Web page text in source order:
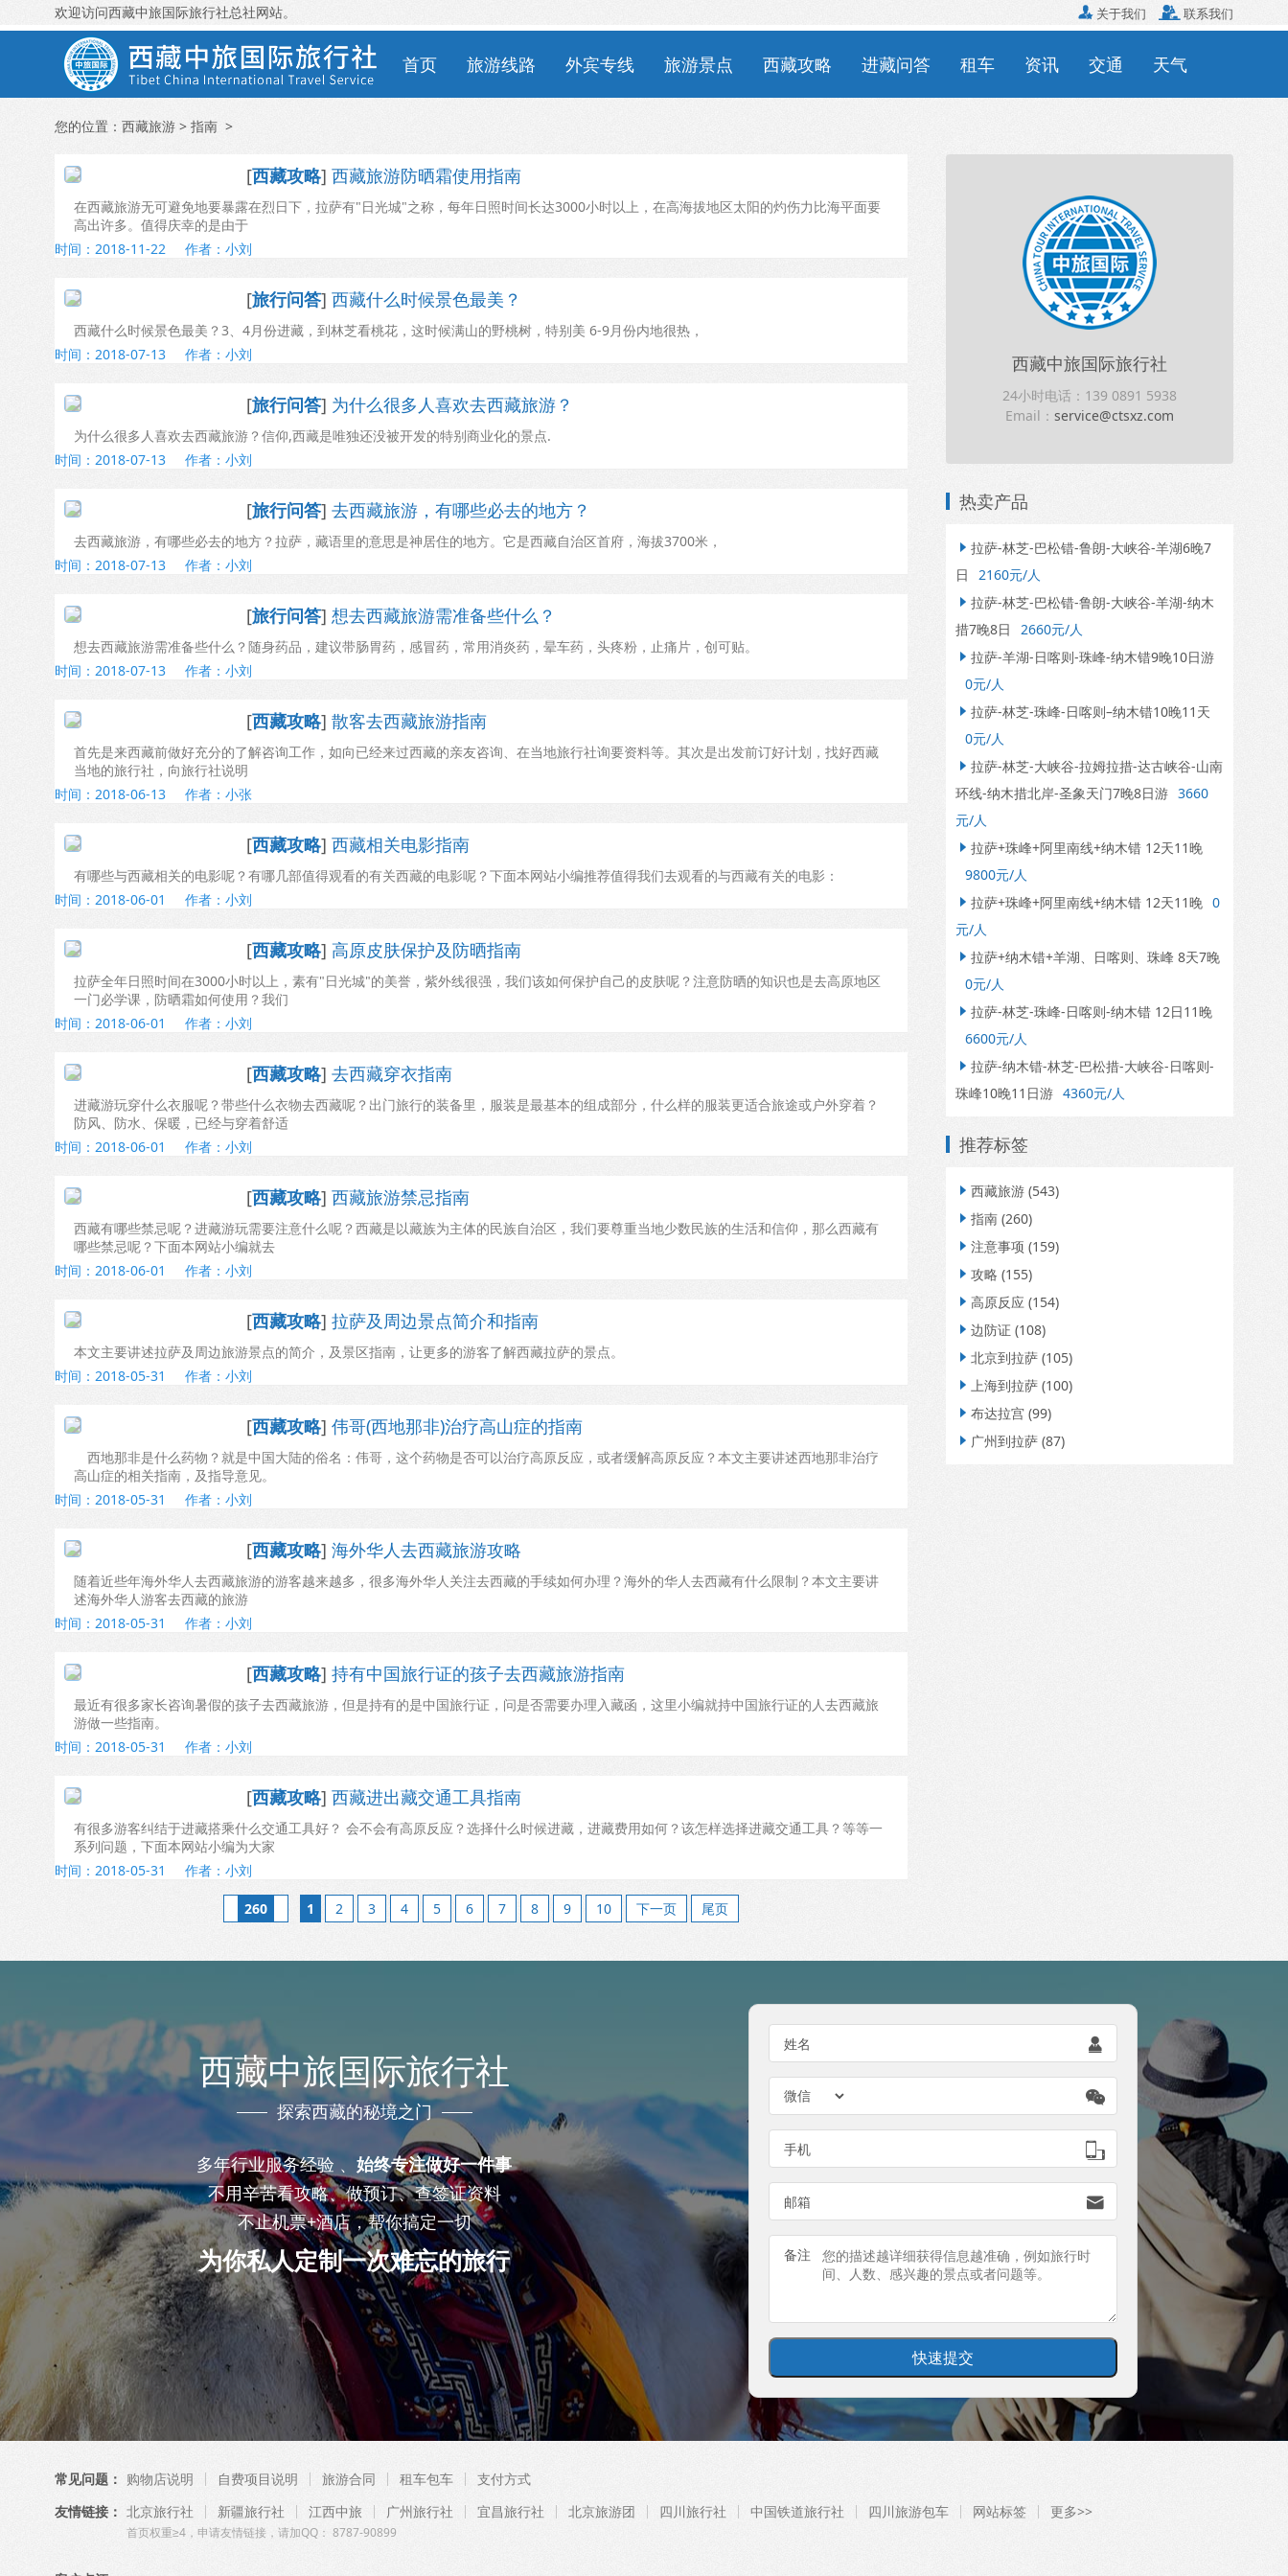
欢迎访问西藏中旅国际旅行社总社网站。  关于我们  联系我们
首页 旅游线路 外宾专线 旅游景点 西藏攻略 进藏问答 租车 资讯 交通 天气
您的位置： 西藏旅游 > 指南 >
[西藏攻略] 西藏旅游防晒霜使用指南
在西藏旅游无可避免地要暴露在烈日下，拉萨有"日光城"之称，每年日照时间长达3000小时以上，在高海拔地区太阳的灼伤力比海平面要
高出许多。值得庆幸的是由于
时间：2018-11-22
作者：小刘
[旅行问答] 西藏什么时候景色最美？
西藏什么时候景色最美？3、4月份进藏，到林芝看桃花，这时候满山的野桃树，特别美 6-9月份内地很热，
时间：2018-07-13
作者：小刘
[旅行问答] 为什么很多人喜欢去西藏旅游？
为什么很多人喜欢去西藏旅游？信仰,西藏是唯独还没被开发的特别商业化的景点.
时间：2018-07-13
作者：小刘
[旅行问答] 去西藏旅游，有哪些必去的地方？
去西藏旅游，有哪些必去的地方？拉萨，藏语里的意思是神居住的地方。它是西藏自治区首府，海拔3700米，
时间：2018-07-13
作者：小刘
[旅行问答] 想去西藏旅游需准备些什么？
想去西藏旅游需准备些什么？随身药品，建议带肠胃药，感冒药，常用消炎药，晕车药，头疼粉，止痛片，创可贴。
时间：2018-07-13
作者：小刘
[西藏攻略] 散客去西藏旅游指南
首先是来西藏前做好充分的了解咨询工作，如向已经来过西藏的亲友咨询、在当地旅行社询要资料等。其次是出发前订好计划，找好西藏
当地的旅行社，向旅行社说明
时间：2018-06-13
作者：小张
[西藏攻略] 西藏相关电影指南
有哪些与西藏相关的电影呢？有哪几部值得观看的有关西藏的电影呢？下面本网站小编推荐值得我们去观看的与西藏有关的电影：
时间：2018-06-01
作者：小刘
[西藏攻略] 高原皮肤保护及防晒指南
拉萨全年日照时间在3000小时以上，素有"日光城"的美誉，紫外线很强，我们该如何保护自己的皮肤呢？注意防晒的知识也是去高原地区
一门必学课，防晒霜如何使用？我们
时间：2018-06-01
作者：小刘
[西藏攻略] 去西藏穿衣指南
进藏游玩穿什么衣服呢？带些什么衣物去西藏呢？出门旅行的装备里，服装是最基本的组成部分，什么样的服装更适合旅途或户外穿着？
防风、防水、保暖，已经与穿着舒适
时间：2018-06-01
作者：小刘
[西藏攻略] 西藏旅游禁忌指南
西藏有哪些禁忌呢？进藏游玩需要注意什么呢？西藏是以藏族为主体的民族自治区，我们要尊重当地少数民族的生活和信仰，那么西藏有
哪些禁忌呢？下面本网站小编就去
时间：2018-06-01
作者：小刘
[西藏攻略] 拉萨及周边景点简介和指南
本文主要讲述拉萨及周边旅游景点的简介，及景区指南，让更多的游客了解西藏拉萨的景点。
时间：2018-05-31
作者：小刘
[西藏攻略] 伟哥(西地那非)治疗高山症的指南
西地那非是什么药物？就是中国大陆的俗名：伟哥，这个药物是否可以治疗高原反应，或者缓解高原反应？本文主要讲述西地那非治疗
高山症的相关指南，及指导意见。
时间：2018-05-31
作者：小刘
[西藏攻略] 海外华人去西藏旅游攻略
随着近些年海外华人去西藏旅游的游客越来越多，很多海外华人关注去西藏的手续如何办理？海外的华人去西藏有什么限制？本文主要讲
述海外华人游客去西藏的旅游
时间：2018-05-31
作者：小刘
[西藏攻略] 持有中国旅行证的孩子去西藏旅游指南
最近有很多家长咨询暑假的孩子去西藏旅游，但是持有的是中国旅行证，问是否需要办理入藏函，这里小编就持中国旅行证的人去西藏旅
游做一些指南。
时间：2018-05-31
作者：小刘
[西藏攻略] 西藏进出藏交通工具指南
有很多游客纠结于进藏搭乘什么交通工具好？ 会不会有高原反应？选择什么时候进藏，进藏费用如何？该怎样选择进藏交通工具？等等一
系列问题，下面本网站小编为大家
时间：2018-05-31
作者：小刘
260 1 2 3 4 5 6 7 8 9 10 下一页 尾页
西藏中旅国际旅行社
24小时电话：139 0891 5938
Email： service@ctsxz.com
热卖产品
 拉萨-林芝-巴松错-鲁朗-大峡谷-羊湖6晚7
日
2160元/人
 拉萨-林芝-巴松错-鲁朗-大峡谷-羊湖-纳木
措7晚8日
2660元/人
 拉萨-羊湖-日喀则-珠峰-纳木错9晚10日游
0元/人
 拉萨-林芝-珠峰-日喀则–纳木错10晚11天
0元/人
 拉萨-林芝-大峡谷-拉姆拉措-达古峡谷-山南
环线-纳木措北岸-圣象天门7晚8日游 3660
元/人
 拉萨+珠峰+阿里南线+纳木错 12天11晚
9800元/人
 拉萨+珠峰+阿里南线+纳木错 12天11晚 0
元/人
 拉萨+纳木错+羊湖、日喀则、珠峰 8天7晚
0元/人
 拉萨-林芝-珠峰-日喀则-纳木错 12日11晚
6600元/人
 拉萨-纳木错-林芝-巴松措-大峡谷-日喀则-
珠峰10晚11日游 4360元/人
推荐标签
 西藏旅游 (543)
 指南 (260)
 注意事项 (159)
 攻略 (155)
 高原反应 (154)
 边防证 (108)
 北京到拉萨 (105)
 上海到拉萨 (100)
 布达拉宫 (99)
 广州到拉萨 (87)
西藏中旅国际旅行社
探索西藏的秘境之门
多年行业服务经验 、 始终专注做好一件事
不用辛苦看攻略、做预订、查签证资料
不止机票+酒店，帮你搞定一切
为你私人定制一次难忘的旅行
姓名 

手机 
邮箱 
备注
常见问题： 购物店说明 自费项目说明 旅游合同 租车包车
支付方式
友情链接： 北京旅行社 新疆旅行社 江西中旅 广州旅行社 宜昌旅行社 北京旅游团 四川旅行社 中国铁道旅行社 四川旅游包车 网站标签 更多>>
首页权重≥4，申请友情链接，请加QQ： 8787-90899